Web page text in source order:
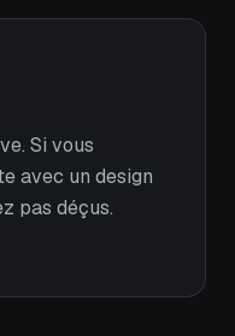
Si vous
avec un design
pas déçus.